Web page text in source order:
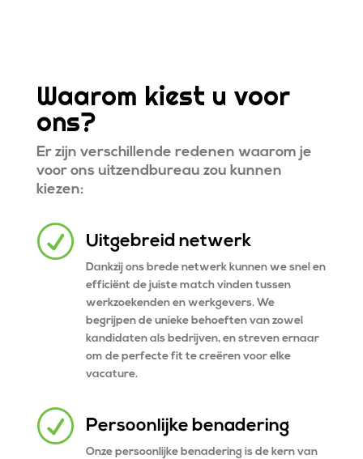
Waarom kiest u voor
ons?
Er zijn verschillende redenen waarom je
voor ons uitzendbureau zou kunnen
kiezen:
R Uitgebreid netwerk
Dankzij ons brede netwerk kunnen we snel en
efficiënt de juiste match vinden tussen
werkzoekenden en werkgevers. We
begrijpen de unieke behoeften van zowel
kandidaten als bedrijven, en streven ernaar
om de perfecte fit te creëren voor elke
vacature.
R Persoonlijke benadering
Onze persoonlijke benadering is de kern van